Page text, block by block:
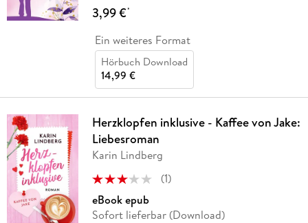
3,99 €*
Ein weiteres Format
Hörbuch Download
14,99 €
Herzklopfen inklusive - Kaffee von Jake:
Liebesroman
Karin Lindberg
(1)
eBook epub
Sofort lieferbar (Download)